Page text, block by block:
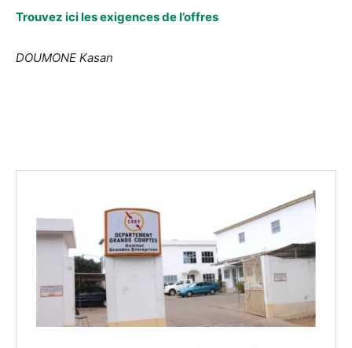
Trouvez ici les exigences de l’offres
DOUMONE Kasan